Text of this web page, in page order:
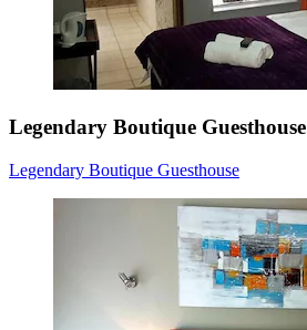
Legendary Boutique Guesthouse
Legendary Boutique Guesthouse